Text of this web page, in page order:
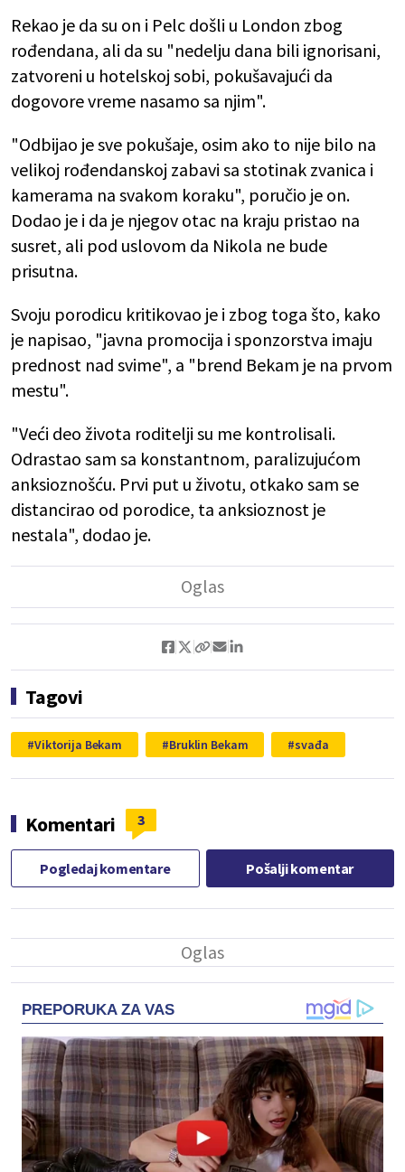
Rekao je da su on i Pelc došli u London zbog
rođendana, ali da su "nedelju dana bili ignorisani,
zatvoreni u hotelskoj sobi, pokušavajući da
dogovore vreme nasamo sa njim".
"Odbijao je sve pokušaje, osim ako to nije bilo na
velikoj rođendanskoj zabavi sa stotinak zvanica i
kamerama na svakom koraku", poručio je on.
Dodao je i da je njegov otac na kraju pristao na
susret, ali pod uslovom da Nikola ne bude
prisutna.
Svoju porodicu kritikovao je i zbog toga što, kako
je napisao, "javna promocija i sponzorstva imaju
prednost nad svime", a "brend Bekam je na prvom
mestu".
"Veći deo života roditelji su me kontrolisali.
Odrastao sam sa konstantnom, paralizujućom
anksioznošću. Prvi put u životu, otkako sam se
distancirao od porodice, ta anksioznost je
nestala", dodao je.
Tagovi
Viktorija Bekam Bruklin Bekam svađa
Komentari 3
Pogledaj komentare Pošalji komentar
PREPORUKA ZA VAS